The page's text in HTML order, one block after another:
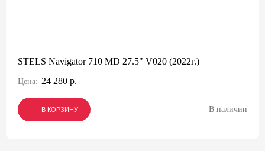
STELS Navigator 710 MD 27.5" V020 (2022г.)
Цена: 24 280 р.
В КОРЗИНУ
В КОРЗИНУ
В КОРЗИНУ В наличии